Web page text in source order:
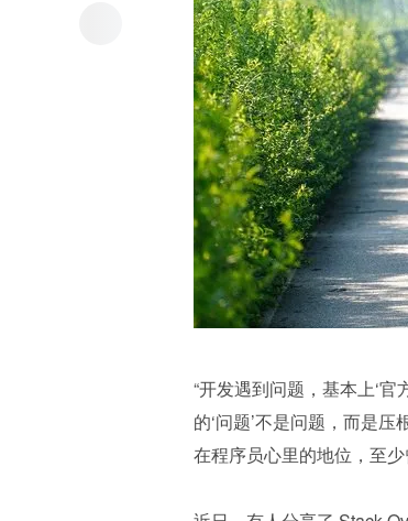
“开发遇到问题，基本上‘
的‘问题’不是问题，而是
在程序员心里的地位，至少